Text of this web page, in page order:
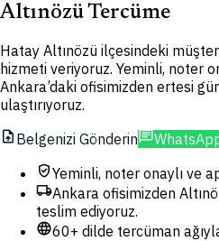
Altınözü Tercüme
Hatay Altınözü ilçesindeki
hizmeti veriyoruz. Yeminli, noter
Ankara’daki ofisimizden ertesi
ulaştırıyoruz.
upload_file Belgenizi Gönderinchat
verified_userYeminli, noter onaylı ve
local_shippingAnkara ofisimizden
teslim ediyoruz.
language60+ dilde tercüman